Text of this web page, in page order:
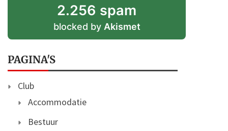
2.256 spam
blocked by Akismet
PAGINA'S
Club
Accommodatie
Bestuur